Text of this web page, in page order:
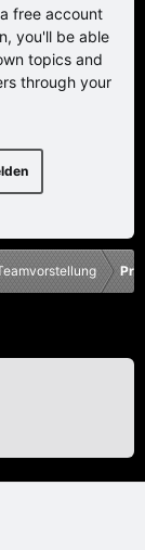
free account
you'll be able
topics and
through your